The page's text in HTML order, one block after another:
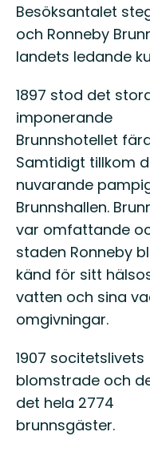
Besöksantalet
och Ronneby
landets ledande
1897 stod det
imponerande
Brunnshotellet
Samtidigt tillkom
nuvarande
Brunnshallen.
var omfattande
staden Ronneby
känd för sitt
vatten och sina
omgivningar.
1907 socitetslivets
blomstrade och
det hela 2774
brunnsgäster.